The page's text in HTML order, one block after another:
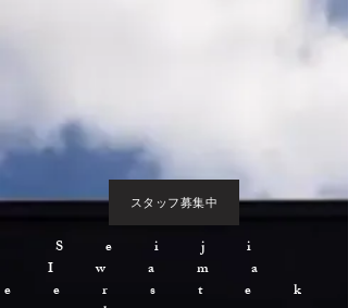
スタッフ募集中
Seiji
Iwama
eerstek